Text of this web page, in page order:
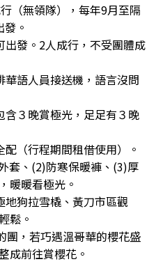
（無領隊），每年9月至隔
。
發。2人成行，不受團體成
語人員接送機，語言沒問
３晚賞極光，足足有３晚
（行程期間租借使用）。
套、(2)防寒保暖褲、(3)厚
暖暖看極光。
狗拉雪橇、黃刀市區觀
鬆。
團，若巧遇溫哥華的櫻花盛
成前往賞櫻花。